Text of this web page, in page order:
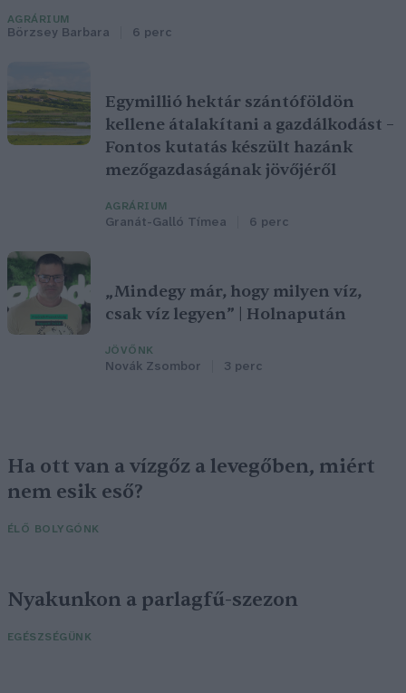
AGRÁRIUM
Börzsey Barbara 6 perc
Egymillió hektár szántóföldön
kellene átalakítani a gazdálkodást –
Fontos kutatás készült hazánk
mezőgazdaságának jövőjéről
AGRÁRIUM
Granát-Galló Tímea 6 perc
„Mindegy már, hogy milyen víz,
csak víz legyen” | Holnapután
JÖVŐNK
Novák Zsombor 3 perc
Ha ott van a vízgőz a levegőben, miért
nem esik eső?
ÉLŐ BOLYGÓNK
Nyakunkon a parlagfű-szezon
EGÉSZSÉGÜNK